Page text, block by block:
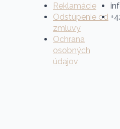
Reklamácie
Odstúpenie od
zmluvy
Ochrana
osobných
údajov